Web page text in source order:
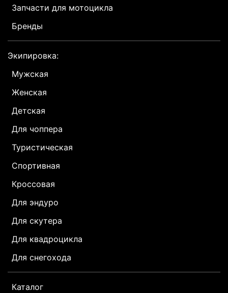
Запчасти для мотоцикла
Бренды
Экипировка:
Мужская
Женская
Детская
Для чоппера
Туристическая
Спортивная
Кроссовая
Для эндуро
Для скутера
Для квадроцикла
Для снегохода
Каталог